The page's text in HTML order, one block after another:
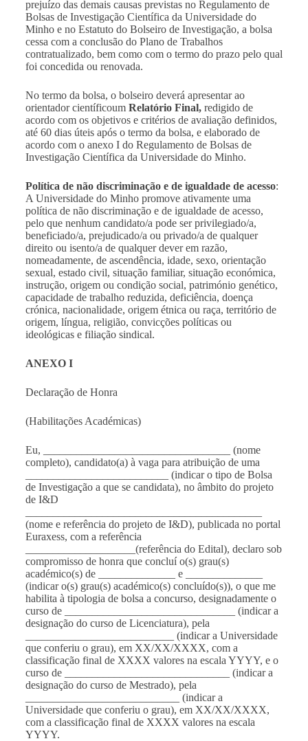
prejuízo das demais causas previstas no Regulamento de
Bolsas de Investigação Científica da Universidade do
Minho e no Estatuto do Bolseiro de Investigação, a bolsa
cessa com a conclusão do Plano de Trabalhos
contratualizado, bem como com o termo do prazo pelo qual
foi concedida ou renovada.
No termo da bolsa, o bolseiro deverá apresentar ao
orientador científicoum Relatório Final,redigido de
acordo com os objetivos e critérios de avaliação definidos,
até 60 dias úteis após o termo da bolsa, e elaborado de
acordo com o anexo I do Regulamento de Bolsas de
Investigação Científica da Universidade do Minho.
Política de não discriminação e de igualdade de acesso:
A Universidade do Minho promove ativamente uma
política de não discriminação e de igualdade de acesso,
pelo que nenhum candidato/a pode ser privilegiado/a,
beneficiado/a, prejudicado/a ou privado/a de qualquer
direito ou isento/a de qualquer dever em razão,
nomeadamente, de ascendência, idade, sexo, orientação
sexual, estado civil, situação familiar, situação económica,
instrução, origem ou condição social, património genético,
capacidade de trabalho reduzida, deficiência, doença
crónica, nacionalidade, origem étnica ou raça, território de
origem, língua, religião, convicções políticas ou
ideológicas e filiação sindical.
ANEXO I
Declaração de Honra
(Habilitações Académicas)
Eu, __________________________________ (nome
completo), candidato(a) à vaga para atribuição de uma
__________________________ (indicar o tipo de Bolsa
de Investigação a que se candidata), no âmbito do projeto
de I&D
(nome e referência do projeto de I&D), publicada no portal
Euraxess, com a referência
____________________(referência do Edital), declaro sob
compromisso de honra que concluí o(s) grau(s)
académico(s) de ______________ e ______________
(indicar o(s) grau(s) académico(s) concluído(s)), o que me
habilita à tipologia de bolsa a concurso, designadamente o
curso de _______________________________ (indicar a
designação do curso de Licenciatura), pela
___________________________ (indicar a Universidade
que conferiu o grau), em XX/XX/XXXX, com a
classificação final de XXXX valores na escala YYYY, e o
curso de ______________________________ (indicar a
designação do curso de Mestrado), pela
____________________________ (indicar a
Universidade que conferiu o grau), em XX/XX/XXXX,
com a classificação final de XXXX valores na escala
YYYY.